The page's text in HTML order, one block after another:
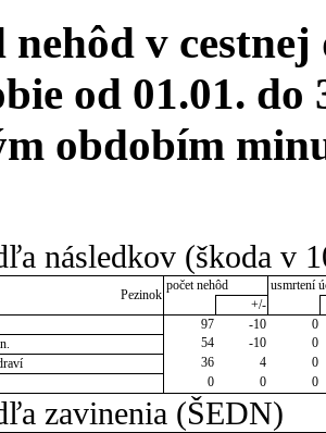
v cestnej
od 01.01. do
obdobím
následkov (škoda v
Pezinok
počet nehôd
usmrtení
+/-
97 -10
0
54 -10
0
36 4
0
0 0 0
zavinenia (ŠEDN)